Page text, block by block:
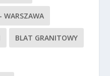
WARSZAWA
BLAT GRANITOWY